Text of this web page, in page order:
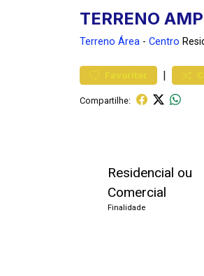
TERRENO
Terreno Área - Centro
Favoritar |
Compartilhe:
Residencial ou
Comercial
Finalidade